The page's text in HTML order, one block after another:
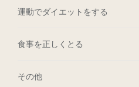
運動でダイエットをする
食事を正しくとる
その他